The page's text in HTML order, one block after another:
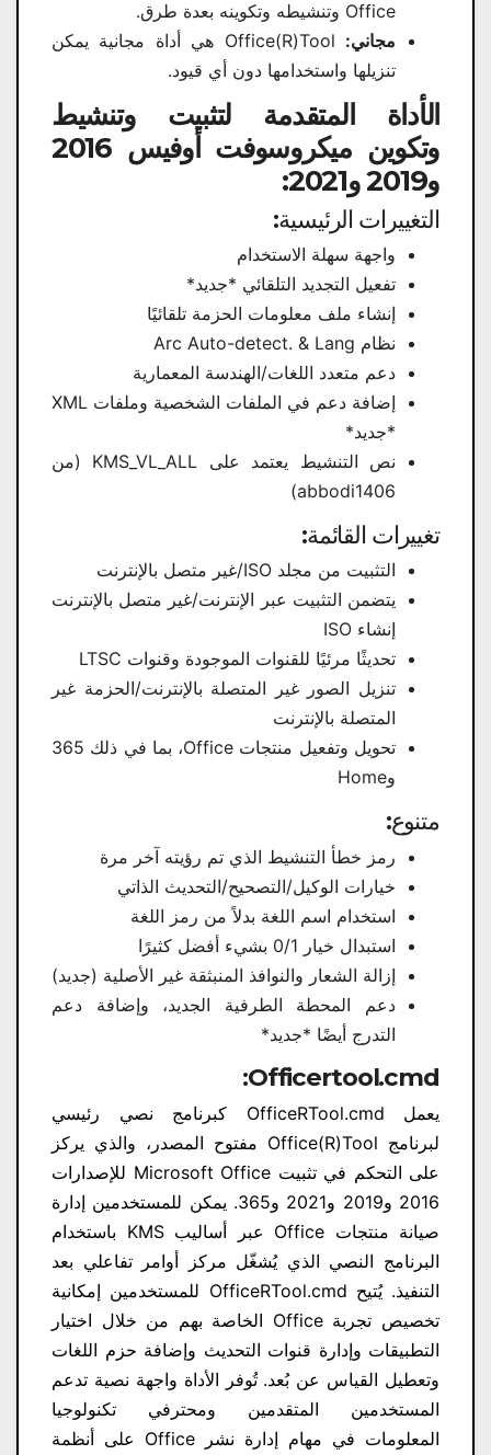
Office وتنشيطه وتكوينه بعدة طرق.
مجاني:
Office(R)Tool هي أداة مجانية يمكن
تنزيلها واستخدامها دون أي قيود.
الأداة المتقدمة لتثبيت وتنشيط
وتكوين ميكروسوفت أوفيس 2016
و2019 و2021:
التغييرات الرئيسية:
واجهة سهلة الاستخدام
تفعيل التجديد التلقائي *جديد*
إنشاء ملف معلومات الحزمة تلقائيًا
نظام Arc Auto-detect. & Lang
دعم متعدد اللغات/الهندسة المعمارية
إضافة دعم في الملفات الشخصية وملفات XML
*جديد*
نص التنشيط يعتمد على KMS_VL_ALL (من
abbodi1406)
تغييرات القائمة:
التثبيت من مجلد ISO/غير متصل بالإنترنت
يتضمن التثبيت عبر الإنترنت/غير متصل بالإنترنت
إنشاء ISO
تحديثًا مرئيًا للقنوات الموجودة وقنوات LTSC
تنزيل الصور غير المتصلة بالإنترنت/الحزمة غير
المتصلة بالإنترنت
تحويل وتفعيل منتجات Office، بما في ذلك 365
وHome
متنوع:
رمز خطأ التنشيط الذي تم رؤيته آخر مرة
خيارات الوكيل/التصحيح/التحديث الذاتي
استخدام اسم اللغة بدلاً من رمز اللغة
استبدال خيار 0/1 بشيء أفضل كثيرًا
إزالة الشعار والنوافذ المنبثقة غير الأصلية (جديد)
دعم المحطة الطرفية الجديد، وإضافة دعم
التدرج أيضًا *جديد*
Officertool.cmd:
يعمل OfficeRTool.cmd كبرنامج نصي رئيسي
لبرنامج Office(R)Tool مفتوح المصدر، والذي يركز
على التحكم في تثبيت Microsoft Office للإصدارات
2016 و2019 و2021 و365. يمكن للمستخدمين إدارة
صيانة منتجات Office عبر أساليب KMS باستخدام
البرنامج النصي الذي يُشغّل مركز أوامر تفاعلي بعد
التنفيذ. يُتيح OfficeRTool.cmd للمستخدمين إمكانية
تخصيص تجربة Office الخاصة بهم من خلال اختيار
التطبيقات وإدارة قنوات التحديث وإضافة حزم اللغات
وتعطيل القياس عن بُعد. تُوفر الأداة واجهة نصية تدعم
المستخدمين المتقدمين ومحترفي تكنولوجيا
المعلومات في مهام إدارة نشر Office على أنظمة